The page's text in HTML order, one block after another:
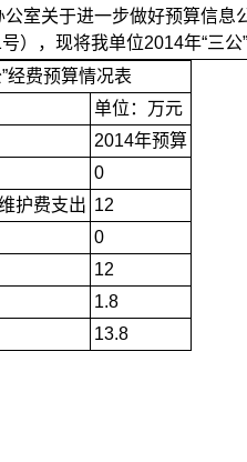
室关于进一步做好预算信
），现将我单位2014年“三公
经费预算情况表
单位：万元
2014年预算
0
护费支出 12
0
12
1.8
13.8